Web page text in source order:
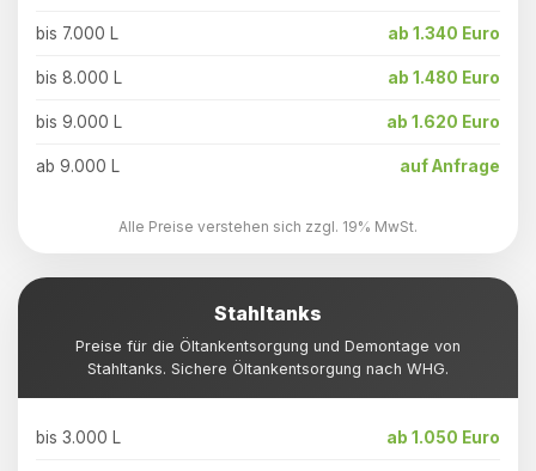
bis 7.000 L ab 1.340 Euro
bis 8.000 L ab 1.480 Euro
bis 9.000 L ab 1.620 Euro
ab 9.000 L auf Anfrage
Alle Preise verstehen sich zzgl. 19% MwSt.
Stahltanks
Preise für die Öltankentsorgung und Demontage von
Stahltanks. Sichere Öltankentsorgung nach WHG.
bis 3.000 L ab 1.050 Euro